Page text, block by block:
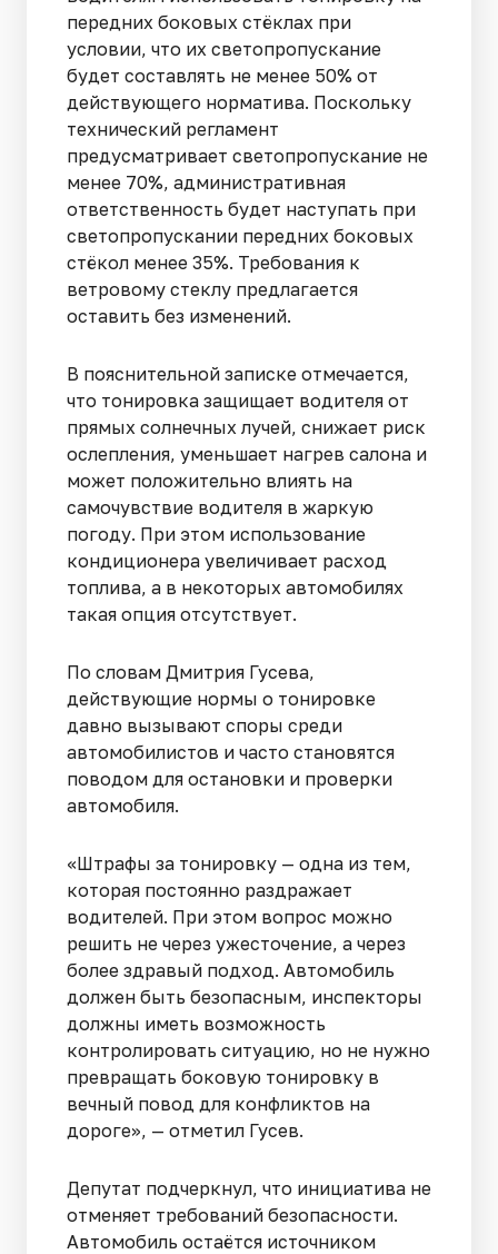
передних боковых стёклах при
условии, что их светопропускание
будет составлять не менее 50% от
действующего норматива. Поскольку
технический регламент
предусматривает светопропускание не
менее 70%, административная
ответственность будет наступать при
светопропускании передних боковых
стёкол менее 35%. Требования к
ветровому стеклу предлагается
оставить без изменений.
В пояснительной записке отмечается,
что тонировка защищает водителя от
прямых солнечных лучей, снижает риск
ослепления, уменьшает нагрев салона и
может положительно влиять на
самочувствие водителя в жаркую
погоду. При этом использование
кондиционера увеличивает расход
топлива, а в некоторых автомобилях
такая опция отсутствует.
По словам Дмитрия Гусева,
действующие нормы о тонировке
давно вызывают споры среди
автомобилистов и часто становятся
поводом для остановки и проверки
автомобиля.
«Штрафы за тонировку — одна из тем,
которая постоянно раздражает
водителей. При этом вопрос можно
решить не через ужесточение, а через
более здравый подход. Автомобиль
должен быть безопасным, инспекторы
должны иметь возможность
контролировать ситуацию, но не нужно
превращать боковую тонировку в
вечный повод для конфликтов на
дороге», — отметил Гусев.
Депутат подчеркнул, что инициатива не
отменяет требований безопасности.
Автомобиль остаётся источником